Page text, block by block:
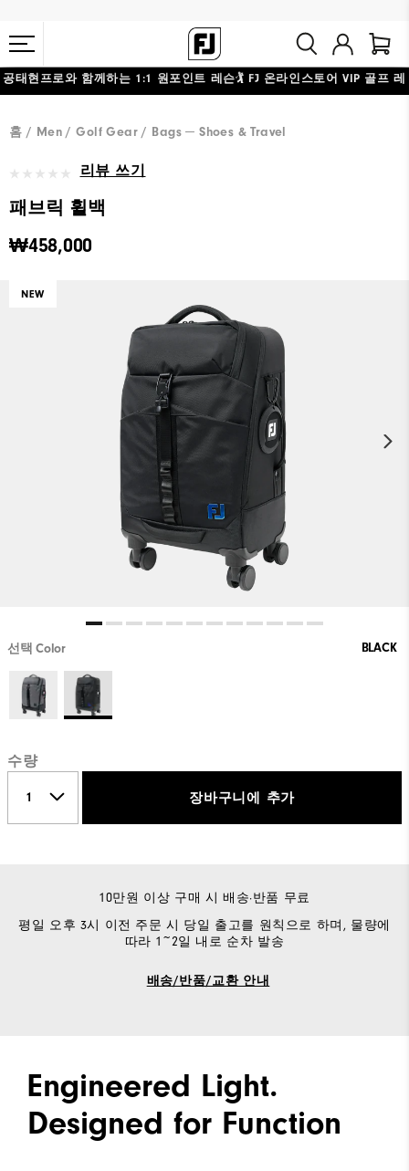
10만원 이상 구매 시 배송·반품 무료
공태현프로와 함께하는 1:1 원포인트 레슨🏌️ FJ 온라인스토어 VIP 골프 레
슨 응모하기
홈 Men Golf Gear Bags ─ Shoes & Travel
리뷰 쓰기
패브릭 휠백
₩458,000
NEW
선택 Color BLACK
수량
장바구니에 추가
10만원 이상 구매 시 배송·반품 무료
평일 오후 3시 이전 주문 시 당일 출고를 원칙으로 하며, 물량에
따라 1~2일 내로 순차 발송
배송/반품/교환 안내
Engineered Light.
Designed for Function